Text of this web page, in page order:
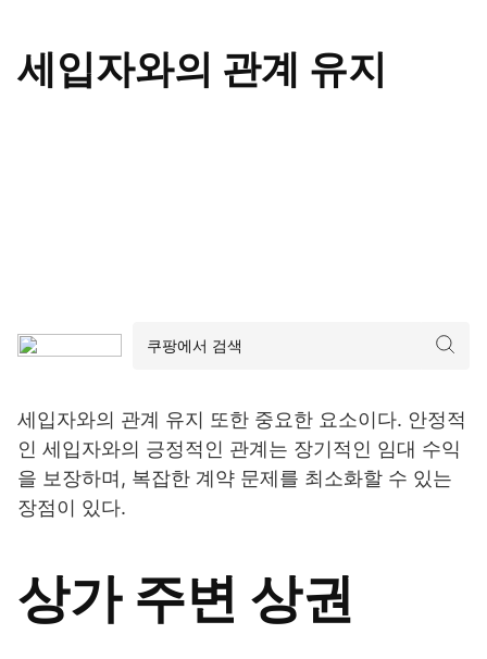
세입자와의 관계 유지
세입자와의 관계 유지 또한 중요한 요소이다. 안정적
인 세입자와의 긍정적인 관계는 장기적인 임대 수익
을 보장하며, 복잡한 계약 문제를 최소화할 수 있는
장점이 있다.
상가 주변 상권